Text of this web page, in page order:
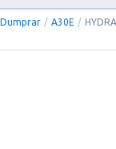
Dumprar / A30E /